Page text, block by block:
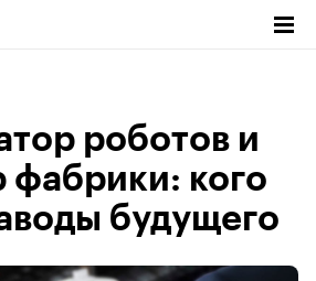
роботов и
фабрики: кого
будущего